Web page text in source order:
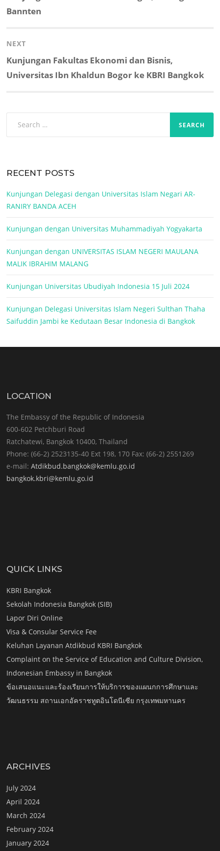
Bannten
NEXT
Next
post:
Kunjungan Fakultas Ekonomi dan Bisnis,
Universitas Ibn Khaldun Bogor ke KBRI Bangkok
RECENT POSTS
Kunjungan Delegasi dengan Universitas Islam Negari AR-
RANIRY BANDA ACEH
Kunjungan dengan Universitas Muhammadiyah Yogyakarta
Kunjungan dengan UNIVERSITAS ISLAM NEGERI MAULANA
MALIK IBRAHIM MALANG
Kunjungan Universitas Ubudiyah Indonesia 15 Juli 2024
Kunjungan Delegasi Universitas Islam Negeri Sulthan Thaha
Saifuddin Jambi ke Kedutaan Besar Indonesia di Bangkok
LOCATION
The Embassy of the Republic of Indonesia
600-602 Petchburi Road
Ratchatewi, Bangkok 10400, Thailand
Phone: (66-2) 2523135-40 Ext 198, 170 Fax: (66-2) 2551269
e-mail:Atdikbud.bangkok@kemlu.go.id
bangkok.kbri@kemlu.go.id
QUICK LINKS
KBRI Bangkok
Sekolah Indonesia Bangkok (SIB)
Lapor Diri Online
Visa & Consular Service Fee
Keluhan Layanan Atdikbud KBRI Bangkok
Complaint on the Service of Education and Culture Division,
Indonesian Embassy in Bangkok
ข้อเสนอแนะและร้องเรียนการให้บริการของแผนกการศึกษาและ
วัฒนธรรม สถานเอกอัคราชทูตอินโดนีเซีย กรุงเทพมหานคร
ARCHIVES
July 2024
April 2024
March 2024
February 2024
January 2024